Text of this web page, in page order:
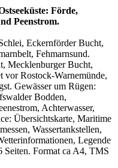
Förde,
Peenstrom.
Eckernförder Bucht,
Fehmarnsund.
Mecklenburger Bucht,
vor Rostock-Warnemünde,
Gewässer um Rügen:
Bodden,
Achterwasser,
Übersichtskarte, Maritime
Wassertankstellen,
Legende
Seiten. Format ca A4, TMS